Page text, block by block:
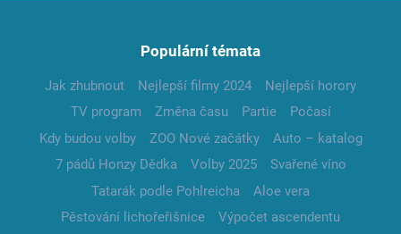
Populární témata
Jak zhubnout Nejlepší filmy 2024
Nejlepší horory
TV program
Změna času Partie
Počasí
Kdy budou volby
ZOO Nové začátky
Auto – katalog
7 pádů Honzy Dědka
Volby 2025
Svařené víno
Tatarák podle Pohlreicha
Aloe vera
Pěstování lichořeřišnice
Výpočet ascendentu